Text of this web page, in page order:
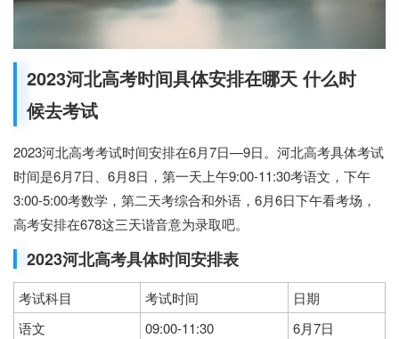
2023河北高考时间具体安排在哪天 什么时
候去考试
2023河北高考考试时间安排在6月7日—9日。河北高考具体考试
时间是6月7日、6月8日，第一天上午9:00-11:30考语文，下午
3:00-5:00考数学，第二天考综合和外语，6月6日下午看考场，
高考安排在678这三天谐音意为录取吧。
2023河北高考具体时间安排表
考试科目 考试时间
日期
语文
09:00-11:30
6月7日